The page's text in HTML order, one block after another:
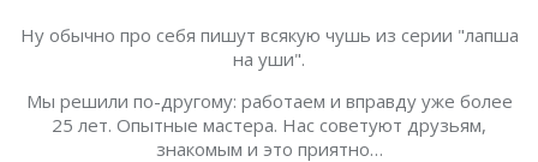
Ну обычно про себя пишут всякую чушь из серии "лапша
на уши".
Мы решили по-другому: работаем и вправду уже более
25 лет. Опытные мастера. Нас советуют друзьям,
знакомым и это приятно…